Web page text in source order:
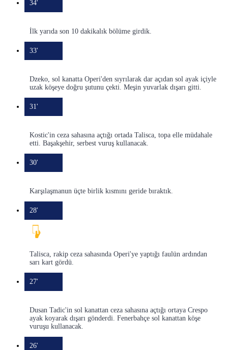
34'
İlk yarıda son 10 dakikalık bölüme girdik.
33'
Dzeko, sol kanatta Operi'den sıyrılarak dar açıdan sol ayak içiyle
uzak köşeye doğru şutunu çekti. Meşin yuvarlak dışarı gitti.
31'
Kostic'in ceza sahasına açtığı ortada Talisca, topa elle müdahale
etti. Başakşehir, serbest vuruş kullanacak.
30'
Karşılaşmanun üçte birlik kısmını geride bıraktık.
28'
Talisca, rakip ceza sahasında Operi'ye yaptığı faulün ardından
sarı kart gördü.
27'
Dusan Tadic'in sol kanattan ceza sahasına açtığı ortaya Crespo
ayak koyarak dışarı gönderdi. Fenerbahçe sol kanattan köşe
vuruşu kullanacak.
26'